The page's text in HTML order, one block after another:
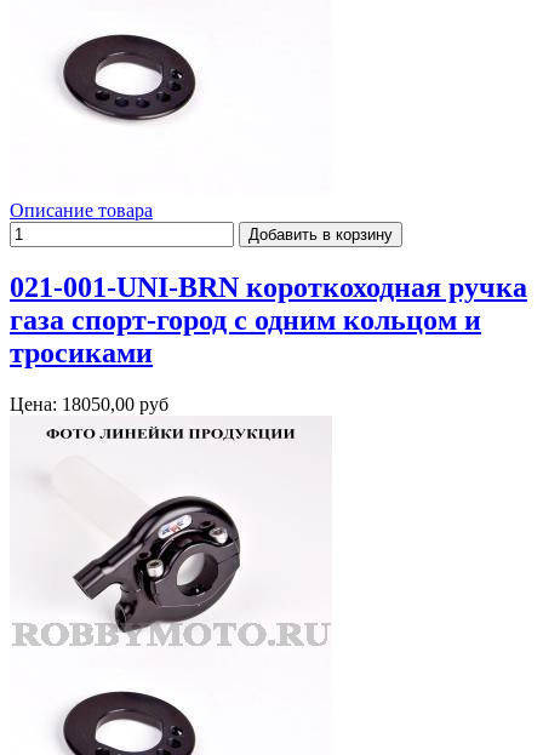
Описание товара
021-001-UNI-BRN короткоходная ручка
газа спорт-город с одним кольцом и
тросиками
Цена: 18050,00 руб